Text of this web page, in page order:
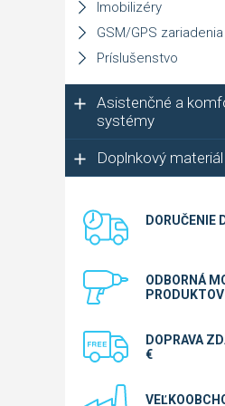
Imobilizéry
GSM/GPS zariadenia
Príslušenstvo
Asistenčné a
systémy
Doplnkový materiál
DORUČENIE
ODBORNÁ
PRODUKTOV
DOPRAVA
€